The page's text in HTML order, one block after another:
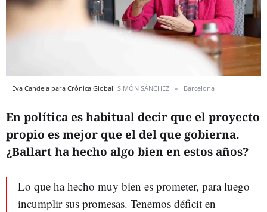
Eva Candela para Crónica Global SIMÓN SÁNCHEZ Barcelona
En política es habitual decir que el proyecto
propio es mejor que el del que gobierna.
¿Ballart ha hecho algo bien en estos años?
Lo que ha hecho muy bien es prometer, para luego
incumplir sus promesas. Tenemos déficit en